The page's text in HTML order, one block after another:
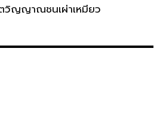
วิญญาณชนเผ่าเหมียว